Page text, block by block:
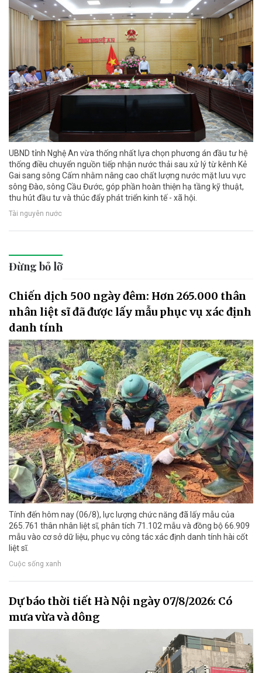
UBND tỉnh Nghệ An vừa thống nhất lựa chọn phương án đầu tư hệ
thống điều chuyển nguồn tiếp nhận nước thải sau xử lý từ kênh Kẻ
Gai sang sông Cấm nhằm nâng cao chất lượng nước mặt lưu vực
sông Đào, sông Cầu Đước, góp phần hoàn thiện hạ tầng kỹ thuật,
thu hút đầu tư và thúc đẩy phát triển kinh tế - xã hội.
Tài nguyên nước
Đừng bỏ lỡ
Chiến dịch 500 ngày đêm: Hơn 265.000 thân
nhân liệt sĩ đã được lấy mẫu phục vụ xác định
danh tính
Tính đến hôm nay (06/8), lực lượng chức năng đã lấy mẫu của
265.761 thân nhân liệt sĩ, phân tích 71.102 mẫu và đồng bộ 66.909
mẫu vào cơ sở dữ liệu, phục vụ công tác xác định danh tính hài cốt
liệt sĩ.
Cuộc sống xanh
Dự báo thời tiết Hà Nội ngày 07/8/2026: Có
mưa vừa và dông